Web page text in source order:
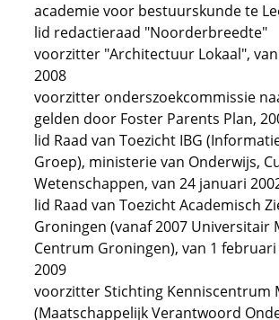
academie voor bestuurskunde te
lid redactieraad "Noorderbreedte"
voorzitter "Architectuur Lokaal",
2008
voorzitter onderszoekcommissie
gelden door Foster Parents Plan,
lid Raad van Toezicht IBG
Groep), ministerie van Onderwijs,
Wetenschappen, van 24 januari
lid Raad van Toezicht Academisch
Groningen (vanaf 2007 Universitair
Centrum Groningen), van 1
2009
voorzitter Stichting Kenniscentrum
(Maatschappelijk Verantwoord